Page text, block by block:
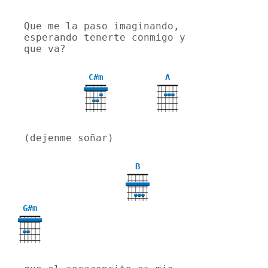
Que me la paso imaginando,
esperando tenerte conmigo y
que va?
C#m
4
A
X
(dejenme soñar)
B
G#m
4